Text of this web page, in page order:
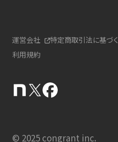
運営会社 特定商取引法に基づ
利用規約
© 2025 congrant inc.